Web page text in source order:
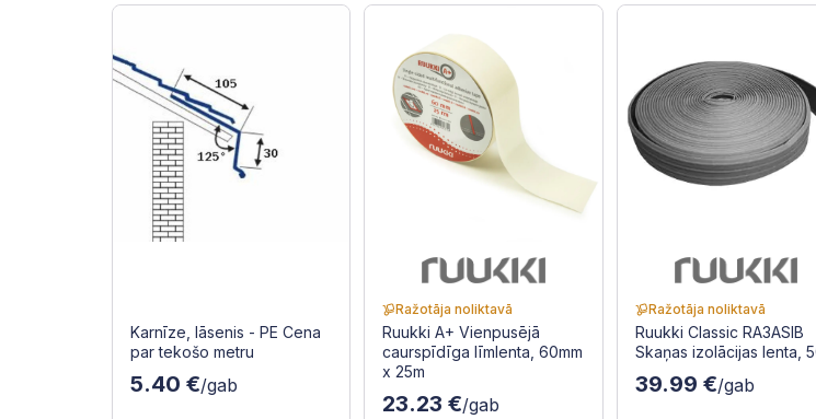
Karnīze, lāsenis - PE Cena
par tekošo metru
5.40 €/gab
Ražotāja noliktavā
Ruukki A+ Vienpusējā
caurspīdīga līmlenta, 60mm
x 25m
23.23 €/gab
Ražotāja noliktavā
Ruukki Classic RA3ASIB
Skaņas izolācijas lenta,
39.99 €/gab